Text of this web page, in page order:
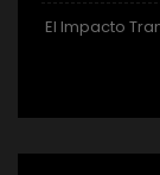
El Impacto